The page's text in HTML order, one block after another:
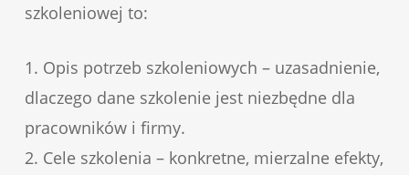
szkoleniowej to:
1. Opis potrzeb szkoleniowych – uzasadnienie,
dlaczego dane szkolenie jest niezbędne dla
pracowników i firmy.
2. Cele szkolenia – konkretne, mierzalne efekty,